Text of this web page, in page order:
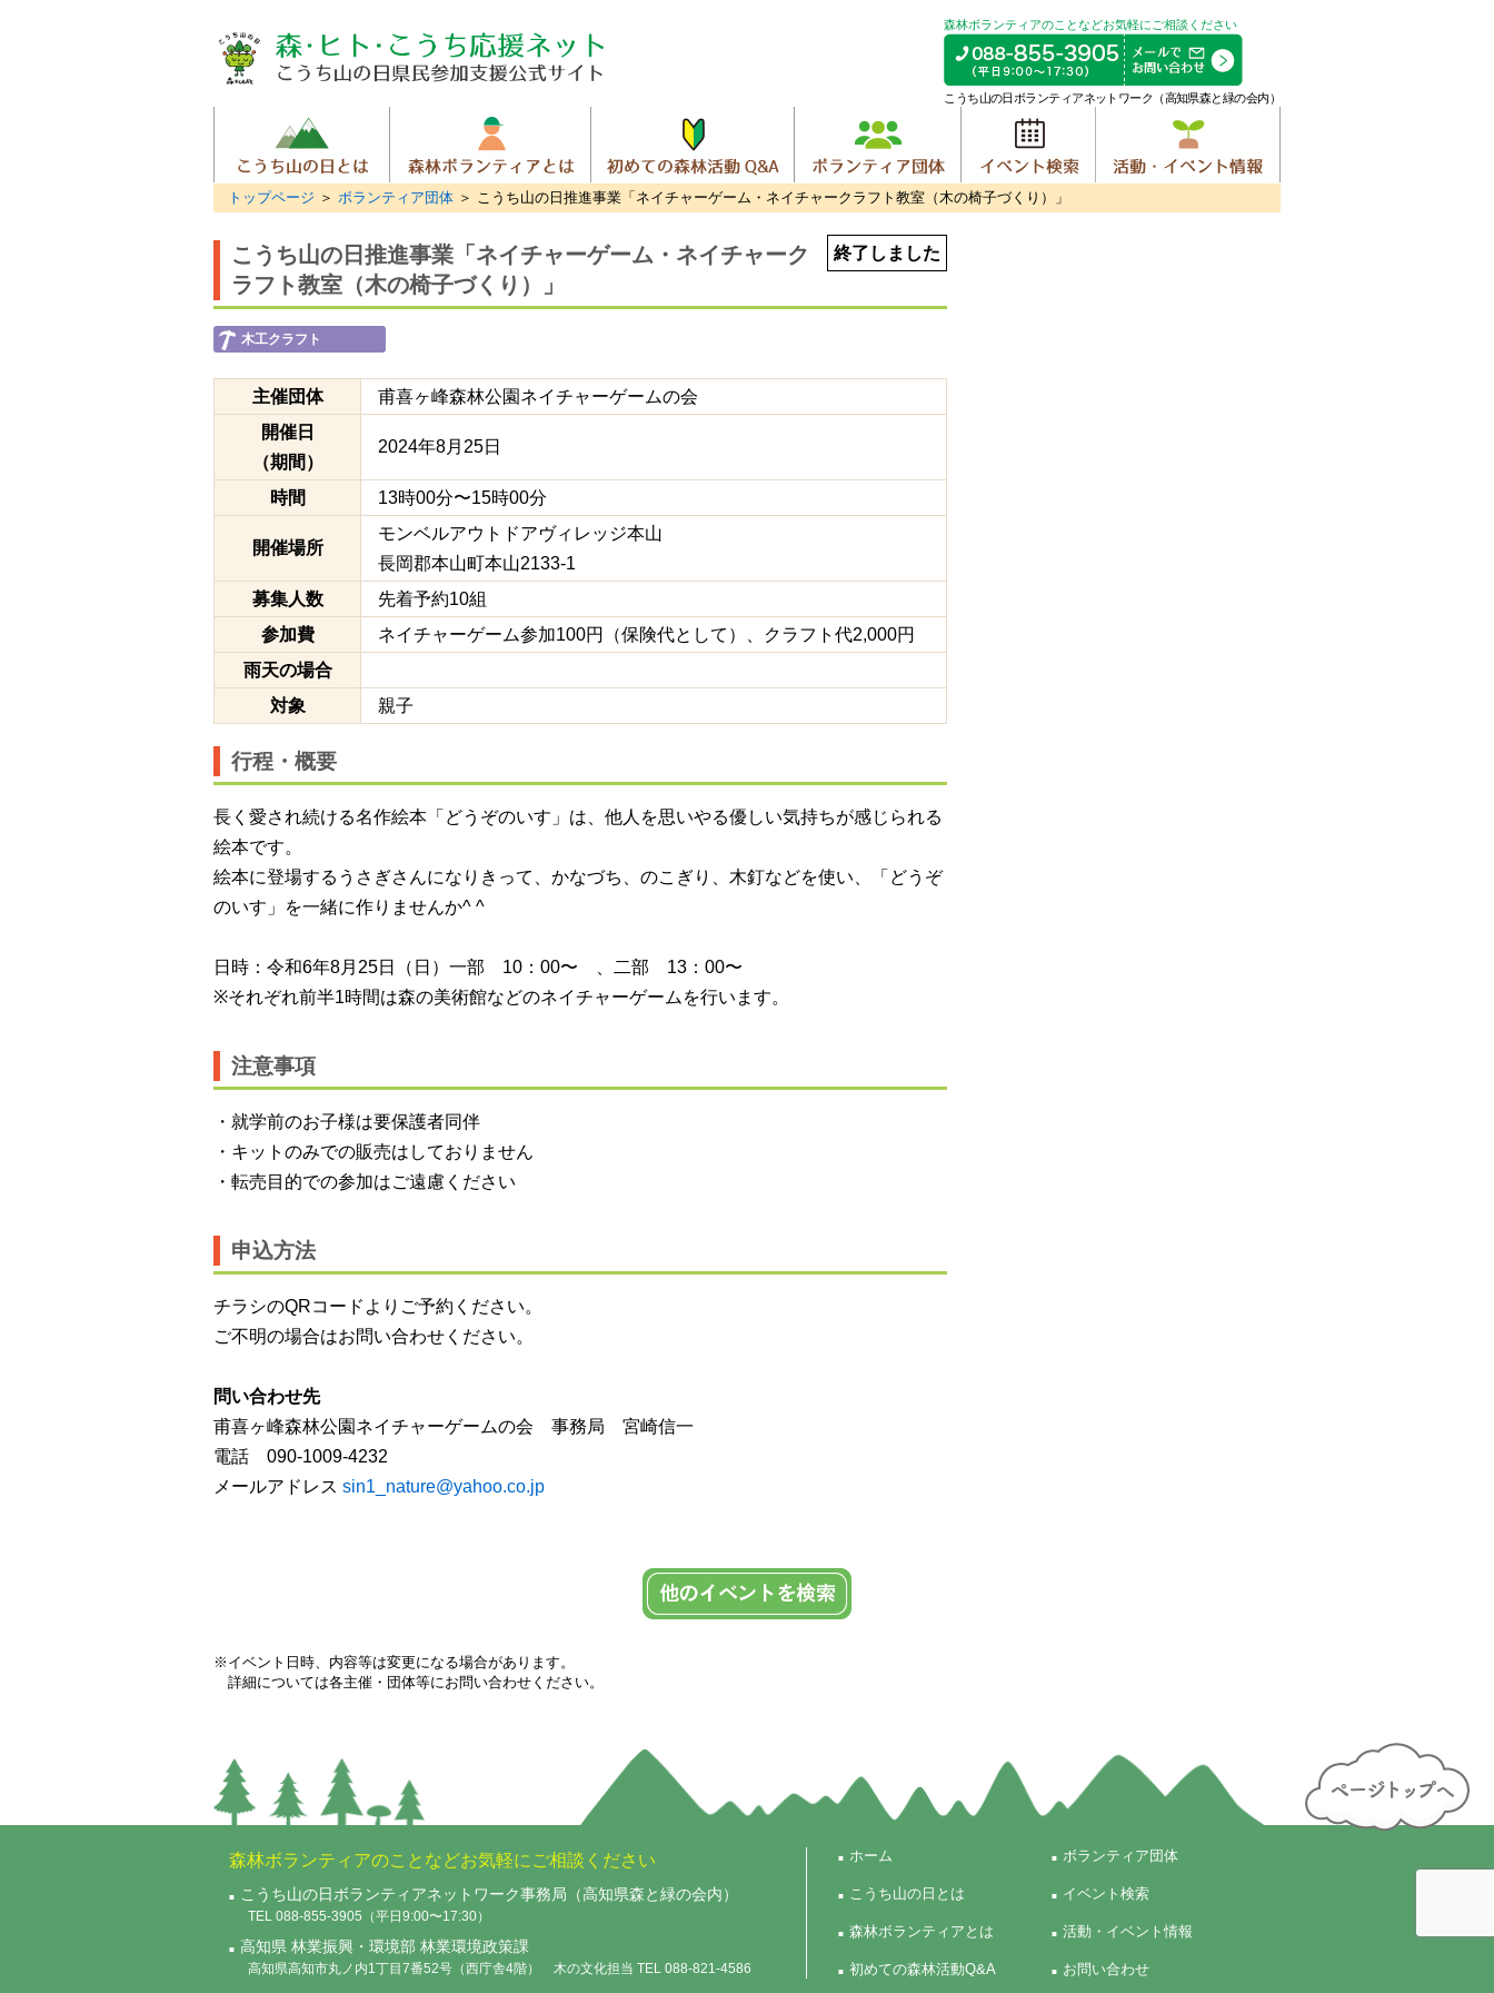
森林ボランティアのことなどお気軽にご相談ください
こうち山の日ボランティアネットワーク（高知県森と緑の会内）
トップページ ＞ボランティア団体 ＞ こうち山の日推進事業「ネイチャーゲーム・ネイチャークラフト教室（木の椅子づくり）」
終了しました
こうち山の日推進事業「ネイチャーゲーム・ネイチャーク
ラフト教室（木の椅子づくり）」
木工クラフト
主催団体
甫喜ヶ峰森林公園ネイチャーゲームの会
開催日
（期間）
2024年8月25日
時間 13時00分〜15時00分
開催場所
モンベルアウトドアヴィレッジ本山
長岡郡本山町本山2133-1
募集人数
先着予約10組
参加費
ネイチャーゲーム参加100円（保険代として）、クラフト代2,000円
雨天の場合
対象
親子
行程・概要
長く愛され続ける名作絵本「どうぞのいす」は、他人を思いやる優しい気持ちが感じられる
絵本です。
絵本に登場するうさぎさんになりきって、かなづち、のこぎり、木釘などを使い、「どうぞ
のいす」を一緒に作りませんか^ ^
日時：令和6年8月25日（日）一部 10：00〜 、二部 13：00〜
※それぞれ前半1時間は森の美術館などのネイチャーゲームを行います。
注意事項
・就学前のお子様は要保護者同伴
・キットのみでの販売はしておりません
・転売目的での参加はご遠慮ください
申込方法
チラシのQRコードよりご予約ください。
ご不明の場合はお問い合わせください。
問い合わせ先
甫喜ヶ峰森林公園ネイチャーゲームの会 事務局 宮崎信一
電話 090-1009-4232
メールアドレス sin1_nature@yahoo.co.jp
※イベント日時、内容等は変更になる場合があります。
詳細については各主催・団体等にお問い合わせください。
森林ボランティアのことなどお気軽にご相談ください
こうち山の日ボランティアネットワーク事務局（高知県森と緑の会内）
TEL 088-855-3905（平日9:00〜17:30）
高知県 林業振興・環境部 林業環境政策課
高知県高知市丸ノ内1丁目7番52号（西庁舎4階） 木の文化担当 TEL 088-821-4586
ホーム
こうち山の日とは
森林ボランティアとは
初めての森林活動Q&A
ボランティア団体
イベント検索
活動・イベント情報
お問い合わせ